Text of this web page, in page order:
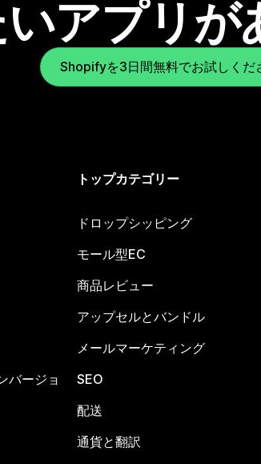
アプリが
Shopifyを3日間無料でお試しくだ
バージョ
トップカテゴリー
ドロップシッピング
モール型EC
商品レビュー
アップセルとバンドル
メールマーケティング
SEO
配送
通貨と翻訳